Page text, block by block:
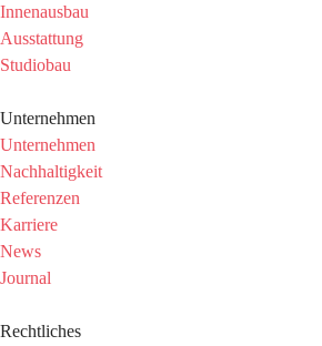
Innenausbau
Ausstattung
Studiobau
Unternehmen
Unternehmen
Nachhaltigkeit
Referenzen
Karriere
News
Journal
Rechtliches